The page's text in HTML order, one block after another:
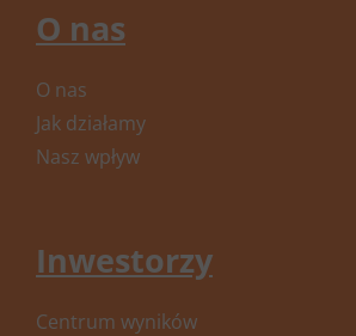
O nas
O nas
Jak działamy
Nasz wpływ
Inwestorzy
Centrum wyników